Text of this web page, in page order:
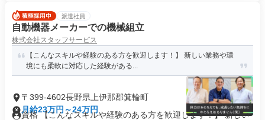
派遣社員
自動機器メーカーでの機械組立
株式会社スタッフサービス
【こんなスキルや経験のある方を歓迎します！】 新しい業務や環
境にも柔軟に対応した経験がある...
〒399-4602長野県上伊那郡箕輪町
月給23万円～24万円
資格 【こんなスキルや経験のある方を歓迎します！】 新しい